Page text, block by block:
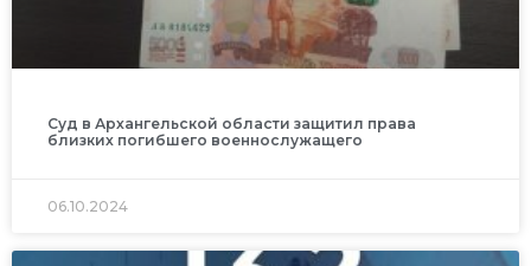
Суд в Архангельской области защитил права
близких погибшего военнослужащего
06.10.2024